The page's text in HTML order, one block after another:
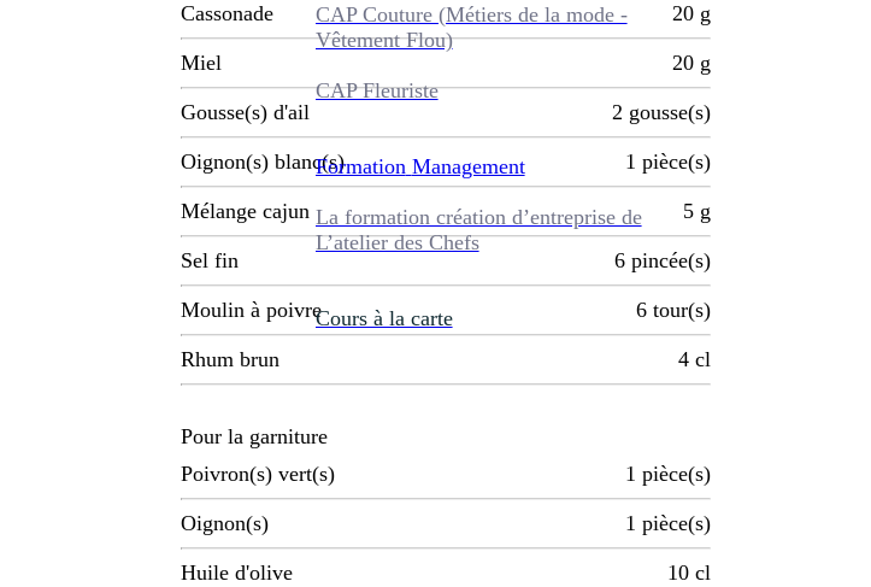
CAP Couture (Métiers de la mode -
Vêtement Flou)
CAP Fleuriste
Formation Management
La formation création d’entreprise de
L’atelier des Chefs
Cours à la carte
Cassonade 20 g
Miel 20 g
Gousse(s) d'ail 2 gousse(s)
Oignon(s) blanc(s) 1 pièce(s)
Mélange cajun 5 g
Sel fin 6 pincée(s)
Moulin à poivre 6 tour(s)
Rhum brun 4 cl
Pour la garniture
Poivron(s) vert(s)
1 pièce(s)
Oignon(s) 1 pièce(s)
Huile d'olive 10 cl